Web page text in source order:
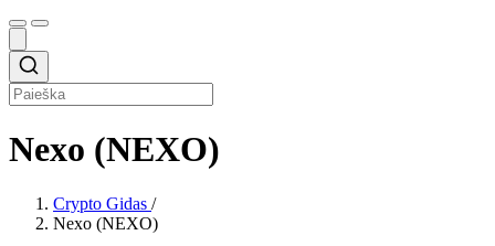
Nexo (NEXO)
Crypto Gidas /
Nexo (NEXO)